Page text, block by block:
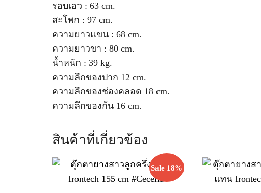
รอบเอว : 63 cm.
สะโพก : 97 cm.
ความยาวแขน : 68 cm.
ความยาวขา : 80 cm.
น้ำหนัก : 39 kg.
ความลึกของปาก 12 cm.
ความลึกของช่องคลอด 18 cm.
ความลึกของก้น 16 cm.
สินค้าที่เกี่ยวข้อง
Sale 18%